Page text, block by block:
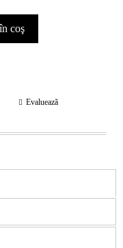
Evaluează